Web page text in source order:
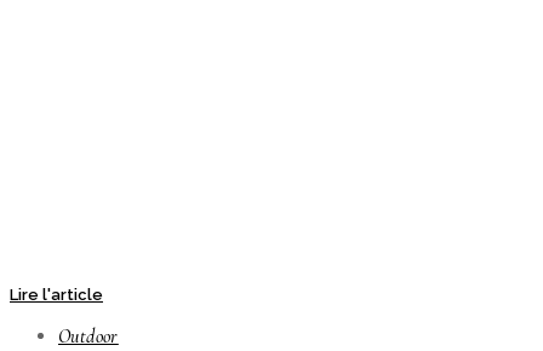
Lire l'article
Outdoor